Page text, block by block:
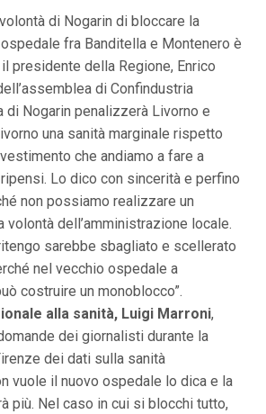
di Nogarin di bloccare la
fra Banditella e Montenero è
presidente della Regione, Enrico
di Confindustria
di Nogarin penalizzerà Livorno e
una sanità marginale rispetto
che andiamo a fare a
Lo dico con sincerità e perfino
non possiamo realizzare un
volontà dell’amministrazione locale.
sarebbe sbagliato e scellerato
nel vecchio ospedale a
costruire un monoblocco”.
alla sanità, Luigi Marroni,
dei giornalisti durante la
dei dati sulla sanità
vuole il nuovo ospedale lo dica e la
più. Nel caso in cui si blocchi tutto,